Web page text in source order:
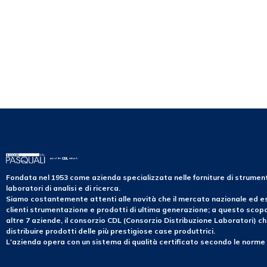
Fondata nel 1953 come azienda specializzata nelle forniture di
laboratori di analisi e di ricerca.
Siamo costantemente attenti alle novità che il mercato nazionale ed
clienti strumentazione e prodotti di ultima generazione; a questo
altre 7 aziende, il consorzio CDL (Consorzio Distribuzione Laboratori)
distribuire prodotti delle più prestigiose case produttrici.
L'azienda opera con un sistema di qualità certificato secondo le norme